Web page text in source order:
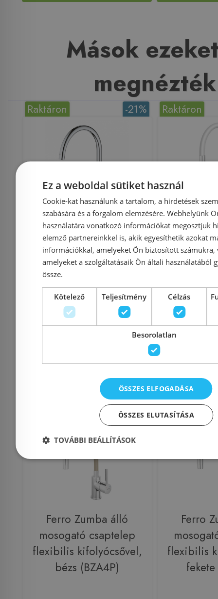
Mások
megnézték
-21%
Raktáron
Még 13 db ezen az áron!
Grohe BauEdge
egykaros
mosogatócsaptelep
31367001
Azonosító: 179657
Cikkszám: 31367001
27 180 Ft
Kosárba
Raktáron
Ferro
flexibilis
fehér
-16%
Ferro Zumba álló
mosogató csaptelep
flexibilis kifolyócsővel,
bézs (BZA4P)
Rendelésre
Ferro
flexibilis
Ez a weboldal sütiket használ
Cookie-kat használunk a tartalom, a hirdetések
szabására és a forgalom elemzésére. Webhelyünk
használatára vonatkozó információkat megosztjuk
elemző partnereinkkel is, akik egyesíthetik azokat
információkkal, amelyeket Ön biztosított számukra,
amelyeket a szolgáltatásaik Ön általi használatából
össze.
Kötelező Teljesítmény Célzás
Besorolatlan
ÖSSZES ELFOGADÁSA
ÖSSZES ELUTASÍTÁSA
TOVÁBBI BEÁLLÍTÁSOK